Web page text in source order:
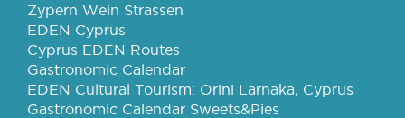
Zypern Wein Strassen
EDEN Cyprus
Cyprus EDEN Routes
Gastronomic Calendar
EDEN Cultural Tourism: Orini Larnaka, Cyprus
Gastronomic Calendar Sweets&Pies